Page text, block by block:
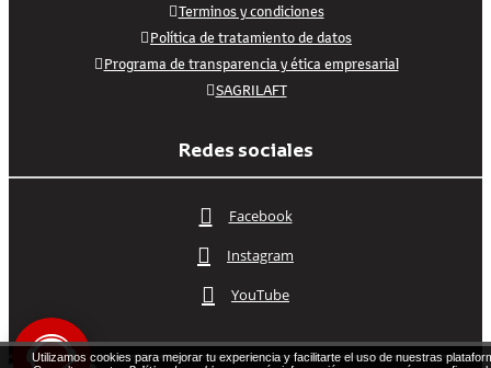
Terminos y condiciones
Política de tratamiento de datos
Programa de transparencia y ética empresarial
SAGRILAFT
Redes sociales
Facebook
Instagram
YouTube
Utilizamos cookies para mejorar tu experiencia y facilitarte el uso de nuestras